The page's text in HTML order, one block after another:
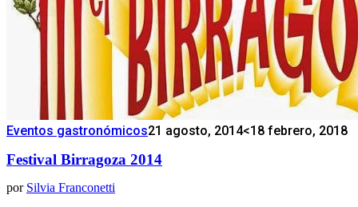
Eventos gastronómicos21 agosto, 2014<18 febrero, 2018
Festival Birragoza 2014
por Silvia Franconetti